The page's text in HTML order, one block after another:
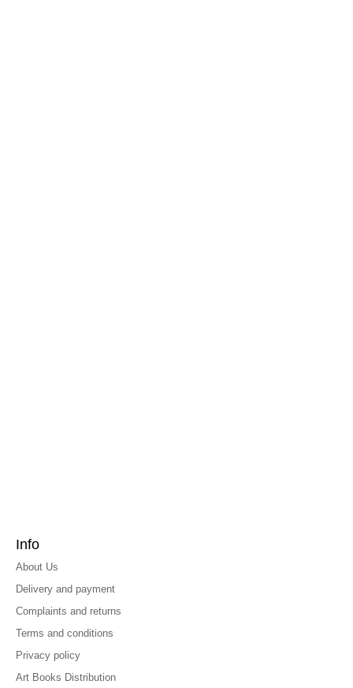
Info
About Us
Delivery and payment
Complaints and returns
Terms and conditions
Privacy policy
Art Books Distribution